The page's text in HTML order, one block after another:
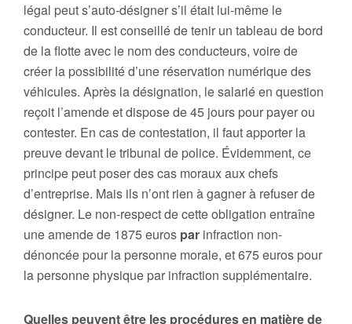
légal peut s’auto-désigner s’il était lui-même le
conducteur. Il est conseillé de tenir un tableau de bord
de la flotte avec le nom des conducteurs, voire de
créer la possibilité d’une réservation numérique des
véhicules. Après la désignation, le salarié en question
reçoit l’amende et dispose de 45 jours pour payer ou
contester. En cas de contestation, il faut apporter la
preuve devant le tribunal de police. Évidemment, ce
principe peut poser des cas moraux aux chefs
d’entreprise. Mais ils n’ont rien à gagner à refuser de
désigner. Le non-respect de cette obligation entraîne
une amende de 1875 euros par infraction non-
dénoncée pour la personne morale, et 675 euros pour
la personne physique par infraction supplémentaire.
Quelles peuvent être les procédures en matière de